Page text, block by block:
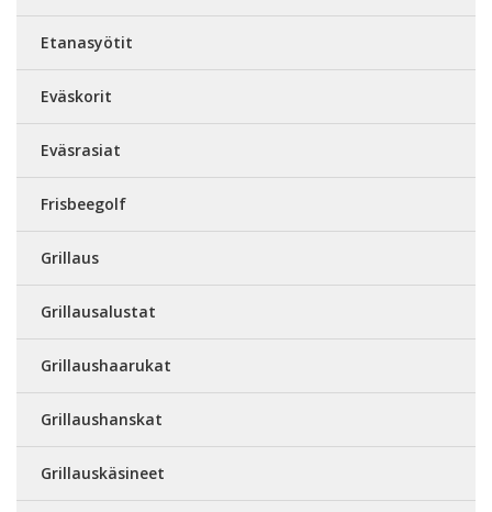
Etanasyötit
Eväskorit
Eväsrasiat
Frisbeegolf
Grillaus
Grillausalustat
Grillaushaarukat
Grillaushanskat
Grillauskäsineet